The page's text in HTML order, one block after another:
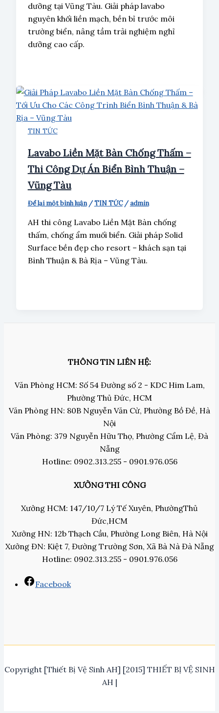
dưỡng tại Vũng Tàu. Giải pháp lavabo
nguyên khối liền mạch, bền bỉ trước môi
trường biển, nâng tầm trải nghiệm nghỉ
dưỡng cao cấp.
TIN TỨC
Lavabo Liền Mặt Bàn Chống Thấm –
Thi Công Dự Án Biển Bình Thuận –
Vũng Tàu
Để lại một bình luận /TIN TỨC/admin
AH thi công Lavabo Liền Mặt Bàn chống
thấm, chống ẩm muối biển. Giải pháp Solid
Surface bền đẹp cho resort – khách sạn tại
Bình Thuận & Bà Rịa – Vũng Tàu.
THÔNG TIN LIÊN HỆ:
Văn Phòng HCM: Số 54 Đường số 2 - KDC Him Lam,
Phường Thủ Đức, HCM
Văn Phòng HN: 80B Nguyễn Văn Cừ, Phường Bồ Đề, Hà
Nội
Văn Phòng: 379 Nguyễn Hữu Thọ, Phường Cẩm Lệ, Đà
Nẵng
Hotline: 0902.313.255 - 0901.976.056
XƯỞNG THI CÔNG
Xưởng HCM: 147/10/7 Lý Tế Xuyên, PhườngThủ
Đức,HCM
Xưởng HN: 12b Thạch Cầu, Phường Long Biên, Hà Nội
Xưởng ĐN: Kiệt 7, Đường Trường Sơn, Xã Bà Nà Đà Nẵng
Hotline: 0902.313.255 - 0901.976.056
Facebook
Copyright [Thiết Bị Vệ Sinh AH] [2015] THIẾT BỊ VỆ SINH
AH |